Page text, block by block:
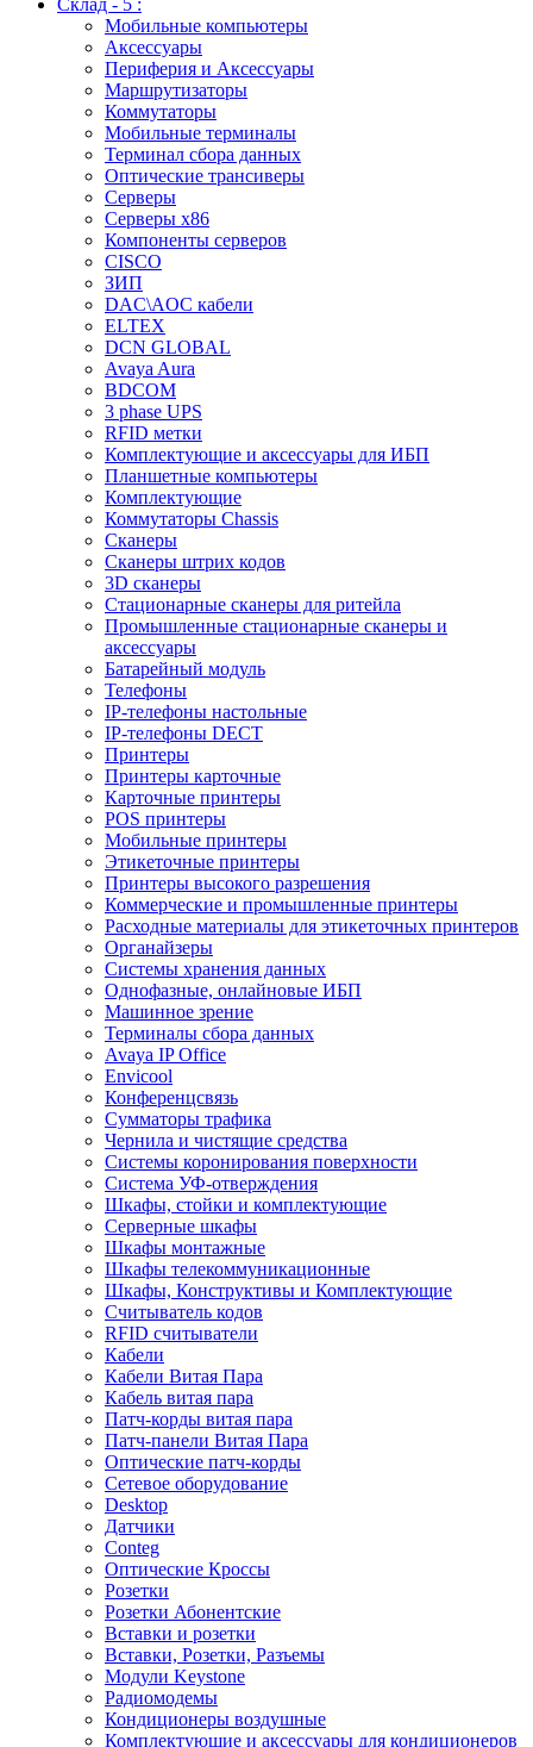
Склад - 5 :
Мобильные компьютеры
Аксессуары
Периферия и Аксессуары
Маршрутизаторы
Коммутаторы
Мобильные терминалы
Терминал сбора данных
Оптические трансиверы
Серверы
Серверы x86
Компоненты серверов
CISCO
ЗИП
DAC\AOC кабели
ELTEX
DCN GLOBAL
Avaya Aura
BDCOM
3 phase UPS
RFID метки
Комплектующие и аксессуары для ИБП
Планшетные компьютеры
Комплектующие
Коммутаторы Chassis
Сканеры
Сканеры штрих кодов
3D сканеры
Стационарные сканеры для ритейла
Промышленные стационарные сканеры и
аксессуары
Батарейный модуль
Телефоны
IP-телефоны настольные
IP-телефоны DECT
Принтеры
Принтеры карточные
Карточные принтеры
POS принтеры
Мобильные принтеры
Этикеточные принтеры
Принтеры высокого разрешения
Коммерческие и промышленные принтеры
Расходные материалы для этикеточных принтеров
Органайзеры
Системы хранения данных
Однофазные, онлайновые ИБП
Машинное зрение
Терминалы сбора данных
Avaya IP Office
Envicool
Конференцсвязь
Сумматоры трафика
Чернила и чистящие средства
Системы коронирования поверхности
Cистема УФ-отверждения
Шкафы, стойки и комплектующие
Серверные шкафы
Шкафы монтажные
Шкафы телекоммуникационные
Шкафы, Конструктивы и Комплектующие
Считыватель кодов
RFID считыватели
Кабели
Кабели Витая Пара
Кабель витая пара
Патч-корды витая пара
Патч-панели Витая Пара
Оптические патч-корды
Сетевое оборудование
Desktop
Датчики
Conteg
Оптические Кроссы
Розетки
Розетки Абонентские
Вставки и розетки
Вставки, Розетки, Разъемы
Модули Keystone
Радиомодемы
Кондиционеры воздушные
Комплектующие и аксессуары для кондиционеров